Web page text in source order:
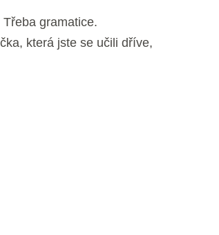
gramatice.
která jste se učili dříve,